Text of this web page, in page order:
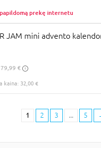
prekę internetu
JAM mini advento
79,99 €
kaina: 32,00 €
1 2 3 ... 5